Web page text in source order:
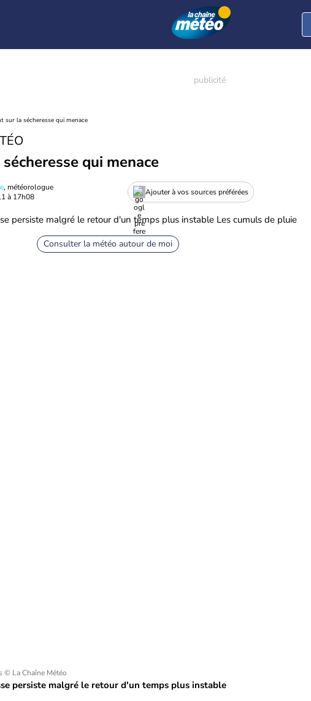
sur la sécheresse qui menace
qui menace
, météorologue
à 17h08
Ajouter à vos sources préférées
persiste malgré le retour d'un temps plus instable Les cumuls de pluie
Consulter la météo autour de moi
© La Chaîne Météo
persiste malgré le retour d'un temps plus instable